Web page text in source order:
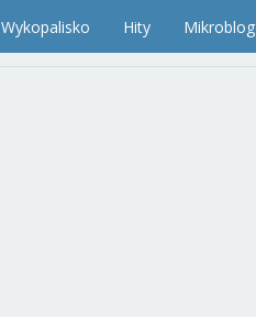
Wykopalisko Hity Mikroblog